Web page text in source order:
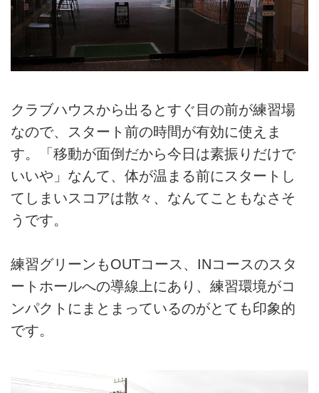
クラブハウスから出るとすぐ目の前が練習場
なので、スタート前の時間が有効に使えま
す。「移動が面倒だから今日は素振りだけで
いいや」なんて、体が温まる前にスタートし
てしまいスコアは散々、なんてこともなさそ
うです。
練習グリーンもOUTコース、INコースのスタ
ートホールへの導線上にあり、練習環境がコ
ンパクトにまとまっているのがとても印象的
です。